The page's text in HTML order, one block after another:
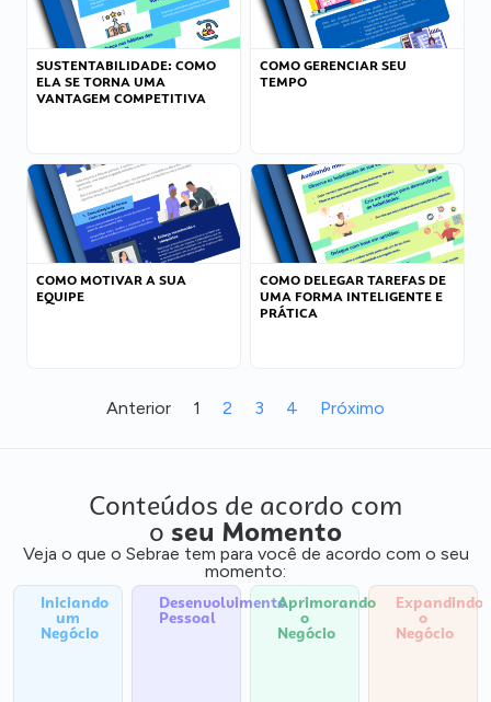
SUSTENTABILIDADE: COMO
ELA SE TORNA UMA
VANTAGEM COMPETITIVA
COMO GERENCIAR SEU
TEMPO
COMO MOTIVAR A SUA
EQUIPE
COMO DELEGAR TAREFAS DE
UMA FORMA INTELIGENTE E
PRÁTICA
Anterior 1 2 3 4 Próximo
Conteúdos de acordo com
o seu Momento
Veja o que o Sebrae tem para você de acordo com o seu
momento:
Iniciando
um
Negócio
Desenvolvimento
Pessoal
Aprimorando
o
Negócio
Expandindo
o
Negócio